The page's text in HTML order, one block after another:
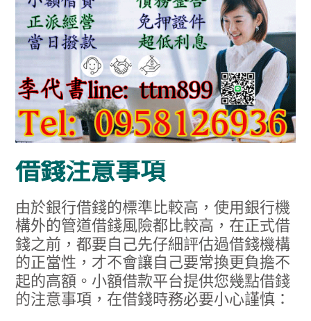
借錢注意事項
由於銀行借錢的標準比較高，使用銀行機
構外的管道借錢風險都比較高，在正式借
錢之前，都要自己先仔細評估過借錢機構
的正當性，才不會讓自己要常換更負擔不
起的高額。小額借款平台提供您幾點借錢
的注意事項，在借錢時務必要小心謹慎：